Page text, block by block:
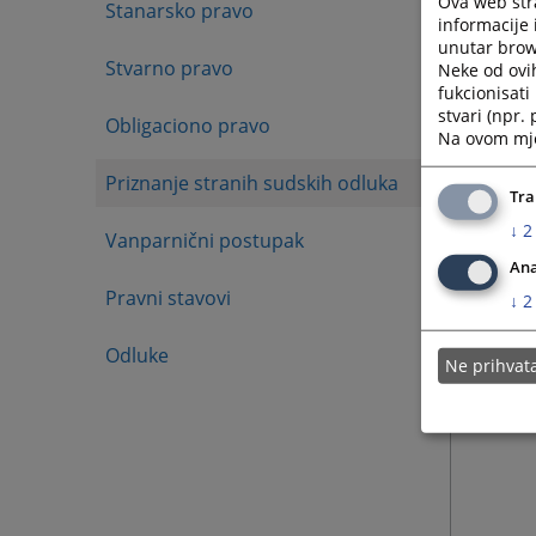
Stanarsko pravo
Stvarno pravo
Obligaciono pravo
Priznanje stranih sudskih odluka
Vanparnični postupak
Pravni stavovi
Odluke
informacije
unutar
Neke od
fukcionisati
stvari (npr.
Na ovom
↓ 2
↓ 2
Ne